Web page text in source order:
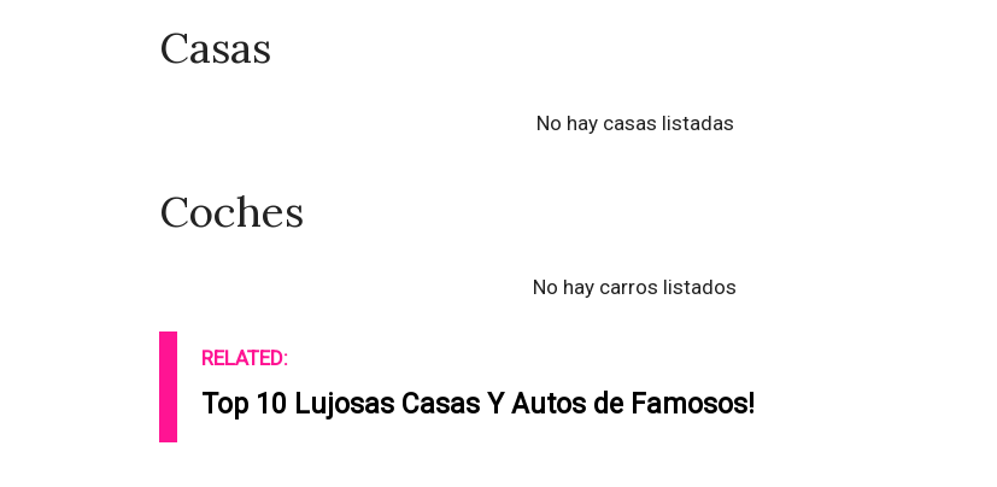
Casas
No hay casas listadas
Coches
No hay carros listados
RELATED:
Top 10 Lujosas Casas Y Autos de Famosos!